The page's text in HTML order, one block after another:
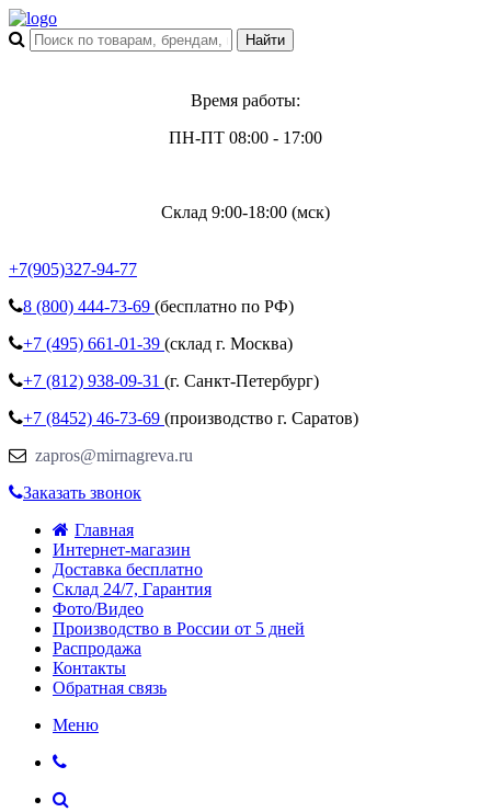
Время работы:
ПН-ПТ 08:00 - 17:00
Склад 9:00-18:00 (мск)
+7(905)327-94-77
8 (800) 444-73-69 (бесплатно по РФ)
+7 (495) 661-01-39 (склад г. Москва)
+7 (812) 938-09-31 (г. Санкт-Петербург)
+7 (8452) 46-73-69 (производство г. Саратов)
zapros@mirnagreva.ru
Заказать звонок
Главная
Интернет-магазин
Доставка бесплатно
Склад 24/7, Гарантия
Фото/Видео
Производство в России от 5 дней
Распродажа
Контакты
Обратная связь
Меню